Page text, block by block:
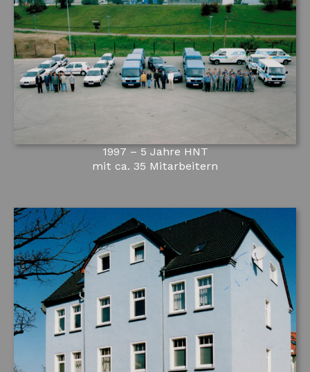
1997 – 5 Jahre HNT
mit ca. 35 Mitarbeitern